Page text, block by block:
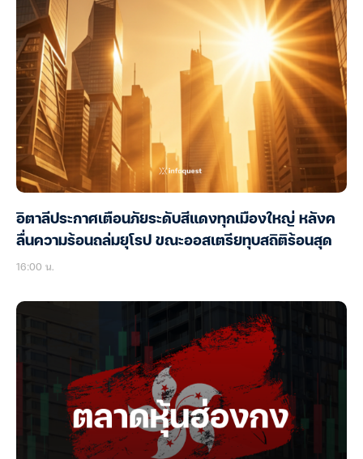
อิตาลีประกาศเตือนภัยระดับสีแดงทุกเมืองใหญ่ หลังค
ลื่นความร้อนถล่มยุโรป ขณะออสเตรียทุบสถิติร้อนสุด
16:00 น.